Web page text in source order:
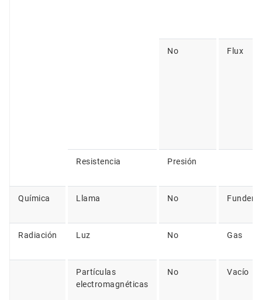
No Flux
Resistencia Presión
Química Llama No
Radiación Luz No Gas
Partículas
electromagnéticas
No Vacío